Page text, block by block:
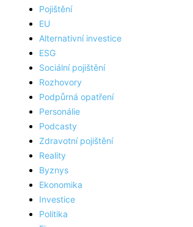
Pojištění
EU
Alternativní investice
ESG
Sociální pojištění
Rozhovory
Podpůrná opatření
Personálie
Podcasty
Zdravotní pojištění
Reality
Byznys
Ekonomika
Investice
Politika